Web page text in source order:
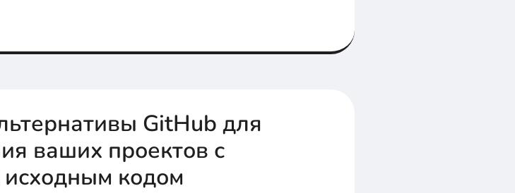
GitHub для
ваших проектов с
кодом